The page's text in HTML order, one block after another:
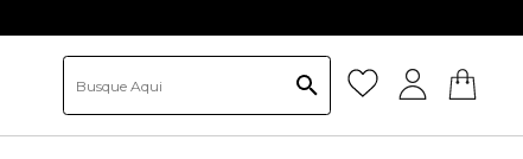
cumulativo